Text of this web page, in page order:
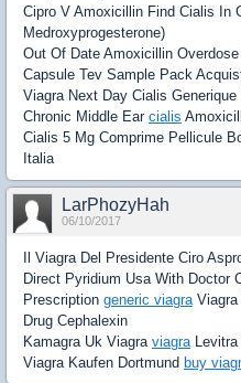
Cipro V Amoxicillin Find Cialis In
Medroxyprogesterone)
Out Of Date Amoxicillin
Capsule Tev Sample Pack
Viagra Next Day Cialis
Chronic Middle Ear cialis
Cialis 5 Mg Comprime Pellicule
Italia
LarPhozyHah
06/10/2017
Il Viagra Del Presidente Ciro
Direct Pyridium Usa With Doctor
Prescription generic viagra
Drug Cephalexin
Kamagra Uk Viagra viagra
Viagra Kaufen Dortmund buy